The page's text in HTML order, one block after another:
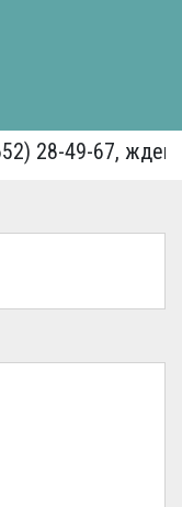
28-49-67, ждем